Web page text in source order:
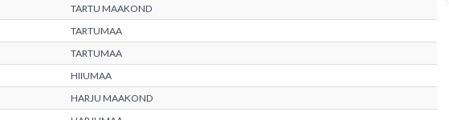
TARTU MAAKOND
TARTUMAA
TARTUMAA
HIIUMAA
HARJU MAAKOND